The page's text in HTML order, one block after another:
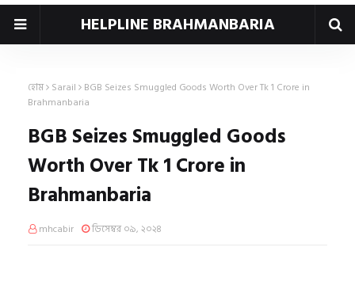
HELPLINE BRAHMANBARIA
হোম Sarail
BGB Seizes Smuggled Goods Worth Over Tk 1 Crore in
Brahmanbaria
BGB Seizes Smuggled Goods
Worth Over Tk 1 Crore in
Brahmanbaria
mhcabir ডিসেম্বর ০৯, ২০২৪